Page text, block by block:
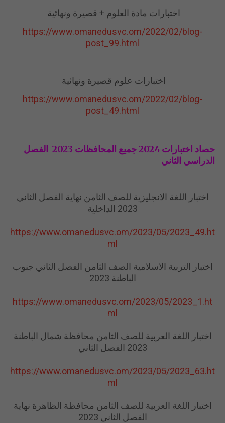
اختبارات مادة العلوم + قصيرة ونهائية
https://www.omanedusvc.om/2022/02/blog-
post_99.html
اختبارات علوم قصيرة ونهائية
https://www.omanedusvc.om/2022/02/blog-
post_49.html
حصاد اختبارات 2024 جميع المحافظات 2023 الفصل
الدراسي الثاني
اختبار اللغة الانجليزية للصف الثامن نهاية الفصل الثاني
2023 الداخلية
https://www.omanedusvc.om/2023/05/2023_49.ht
ml
اختبار التربية الاسلامية الصف الثامن الفصل الثاني جنوب
الباطنة 2023
https://www.omanedusvc.om/2023/05/2023_1.ht
ml
اختبار اللغة العربية للصف الثامن محافظة شمال الباطنة
2023 الفصل الثاني
https://www.omanedusvc.om/2023/05/2023_63.ht
ml
اختبار اللغة العربية للصف الثامن محافظة الظاهرة نهاية
الفصل الثاني 2023